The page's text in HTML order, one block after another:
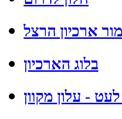
ארכיון הרצל
בלוג הארכיון
- עלון מקוון